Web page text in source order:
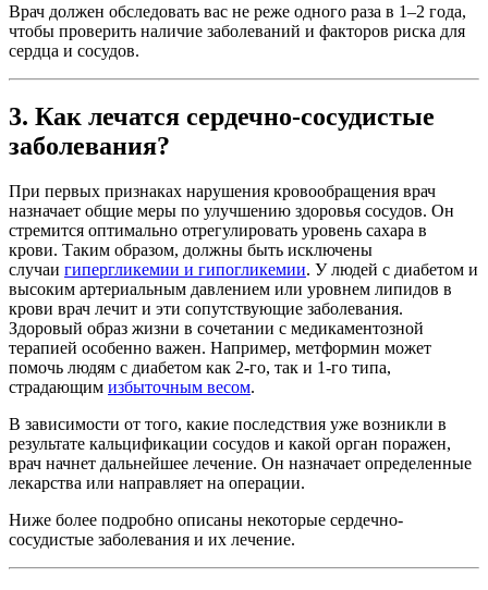
Врач должен обследовать вас не реже одного раза в 1–2 года,
чтобы проверить наличие заболеваний и факторов риска для
сердца и сосудов.
3. Как лечатся сердечно-сосудистые
заболевания?
При первых признаках нарушения кровообращения врач
назначает общие меры по улучшению здоровья сосудов. Он
стремится оптимально отрегулировать уровень сахара в
крови. Таким образом, должны быть исключены
случаи гипергликемии и гипогликемии. У людей с диабетом и
высоким артериальным давлением или уровнем липидов в
крови врач лечит и эти сопутствующие заболевания.
Здоровый образ жизни в сочетании с медикаментозной
терапией особенно важен. Например, метформин может
помочь людям с диабетом как 2-го, так и 1-го типа,
страдающим избыточным весом.
В зависимости от того, какие последствия уже возникли в
результате кальцификации сосудов и какой орган поражен,
врач начнет дальнейшее лечение. Он назначает определенные
лекарства или направляет на операции.
Ниже более подробно описаны некоторые сердечно-
сосудистые заболевания и их лечение.